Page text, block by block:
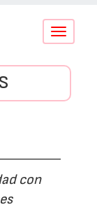
Conmutar
con